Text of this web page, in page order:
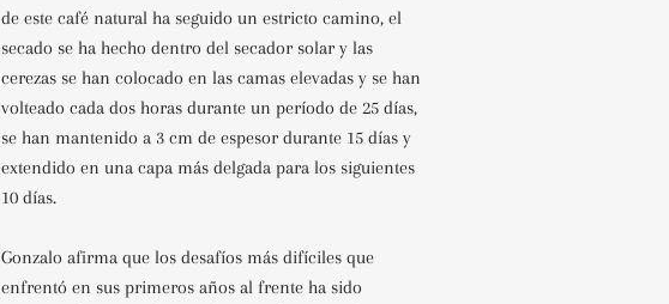
de este café natural ha seguido un estricto camino, el
secado se ha hecho dentro del secador solar y las
cerezas se han colocado en las camas elevadas y se han
volteado cada dos horas durante un período de 25 días,
se han mantenido a 3 cm de espesor durante 15 días y
extendido en una capa más delgada para los siguientes
10 días.
Gonzalo afirma que los desafíos más difíciles que
enfrentó en sus primeros años al frente ha sido